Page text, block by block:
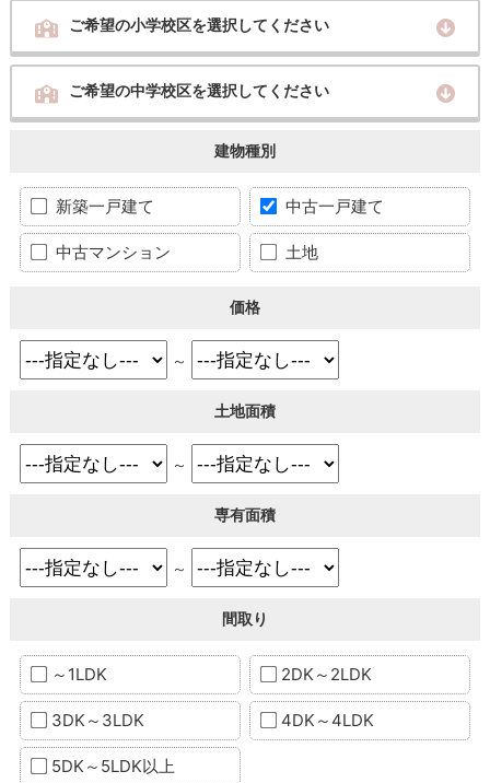
ご希望の小学校区を選択してください
ご希望の中学校区を選択してください
建物種別
新築一戸建て 中古一戸建て
中古マンション 土地
価格
～
土地面積
～
専有面積
～
間取り
～1LDK 2DK～2LDK
3DK～3LDK 4DK～4LDK
5DK～5LDK以上